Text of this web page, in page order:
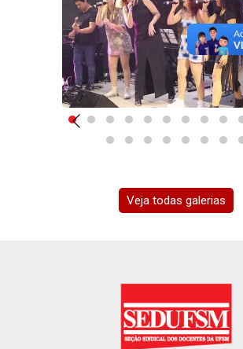
Veja todas galerias